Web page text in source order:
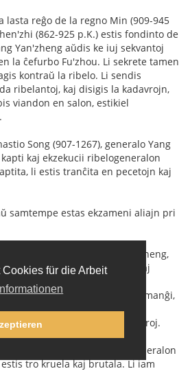
für die Arbeit
lasta reĝo de la regno Min (909-945
(862-925 p.K.) estis fondinto de
Yan'zheng aŭdis ke iuj sekvantoj
la ĉefurbo Fu'zhou. Li sekrete tamen
kontraŭ la ribelo. Li sendis
ribelantoj, kaj disigis la kadavrojn,
viandon en salon, estikiel
Song (907-1267), generalo Yang
kaj ekzekucii ribelogeneralon
li estis tranĉita en pecetojn kaj
samtempe estas ekzameni aliajn pri
la dinastio Sui kaptis Hu Si'zheng,
La imperiestro ordonis ke aliaj
dum tiuj kiuj rifuzis manĝi,
de aliaj. Ĉar tiuj kiuj rifuzis la
laŭ la vidpunkto de imperiestroj.
de la dinastio Tang, kritikis generalon
tro kruela kaj brutala. Li iam